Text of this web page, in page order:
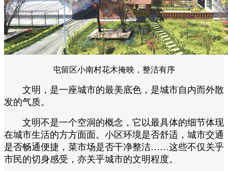
屯留区小南村花木掩映，整洁有序
文明，是一座城市的最美底色，是城市自内而外散
发的气质。
文明不是一个空洞的概念，它以最具体的细节体现
在城市生活的方方面面。小区环境是否舒适，城市交通
是否畅通便捷，菜市场是否干净整洁……这些不仅关乎
市民的切身感受，亦关乎城市的文明程度。